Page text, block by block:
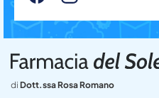
di Dott.ssa Rosa Romano